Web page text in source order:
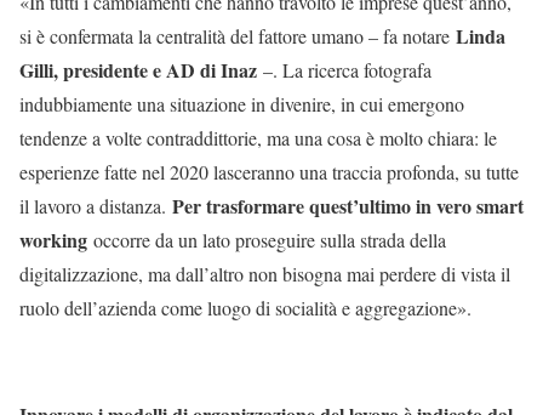
si è confermata la centralità del fattore umano – fa notare Linda
Gilli, presidente e AD di Inaz –. La ricerca fotografa
indubbiamente una situazione in divenire, in cui emergono
tendenze a volte contraddittorie, ma una cosa è molto chiara: le
esperienze fatte nel 2020 lasceranno una traccia profonda, su tutte
il lavoro a distanza. Per trasformare quest’ultimo in vero smart
working occorre da un lato proseguire sulla strada della
digitalizzazione, ma dall’altro non bisogna mai perdere di vista il
ruolo dell’azienda come luogo di socialità e aggregazione».